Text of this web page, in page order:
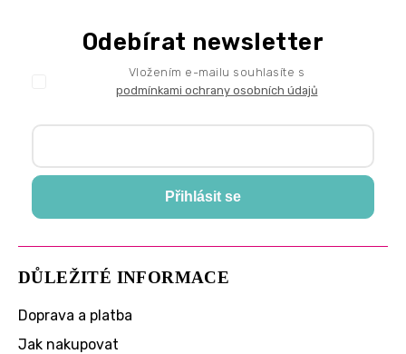
DŮLEŽITÉ INFORMACE
Doprava a platba
Jak nakupovat
Odebírat newsletter
Vložením e-mailu souhlasíte s
podmínkami ochrany osobních údajů
Přihlásit se